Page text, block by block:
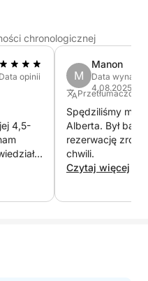
ulubioną muzyką,
którzy szukają
najbardziej
chronologicznej
opinii
4,5-
o
M
Manon
Data
4.08.2025
Przetłumaczone
Spędziliśmy miło
Alberta. Był
rezerwację
chwili.
Czytaj więcej